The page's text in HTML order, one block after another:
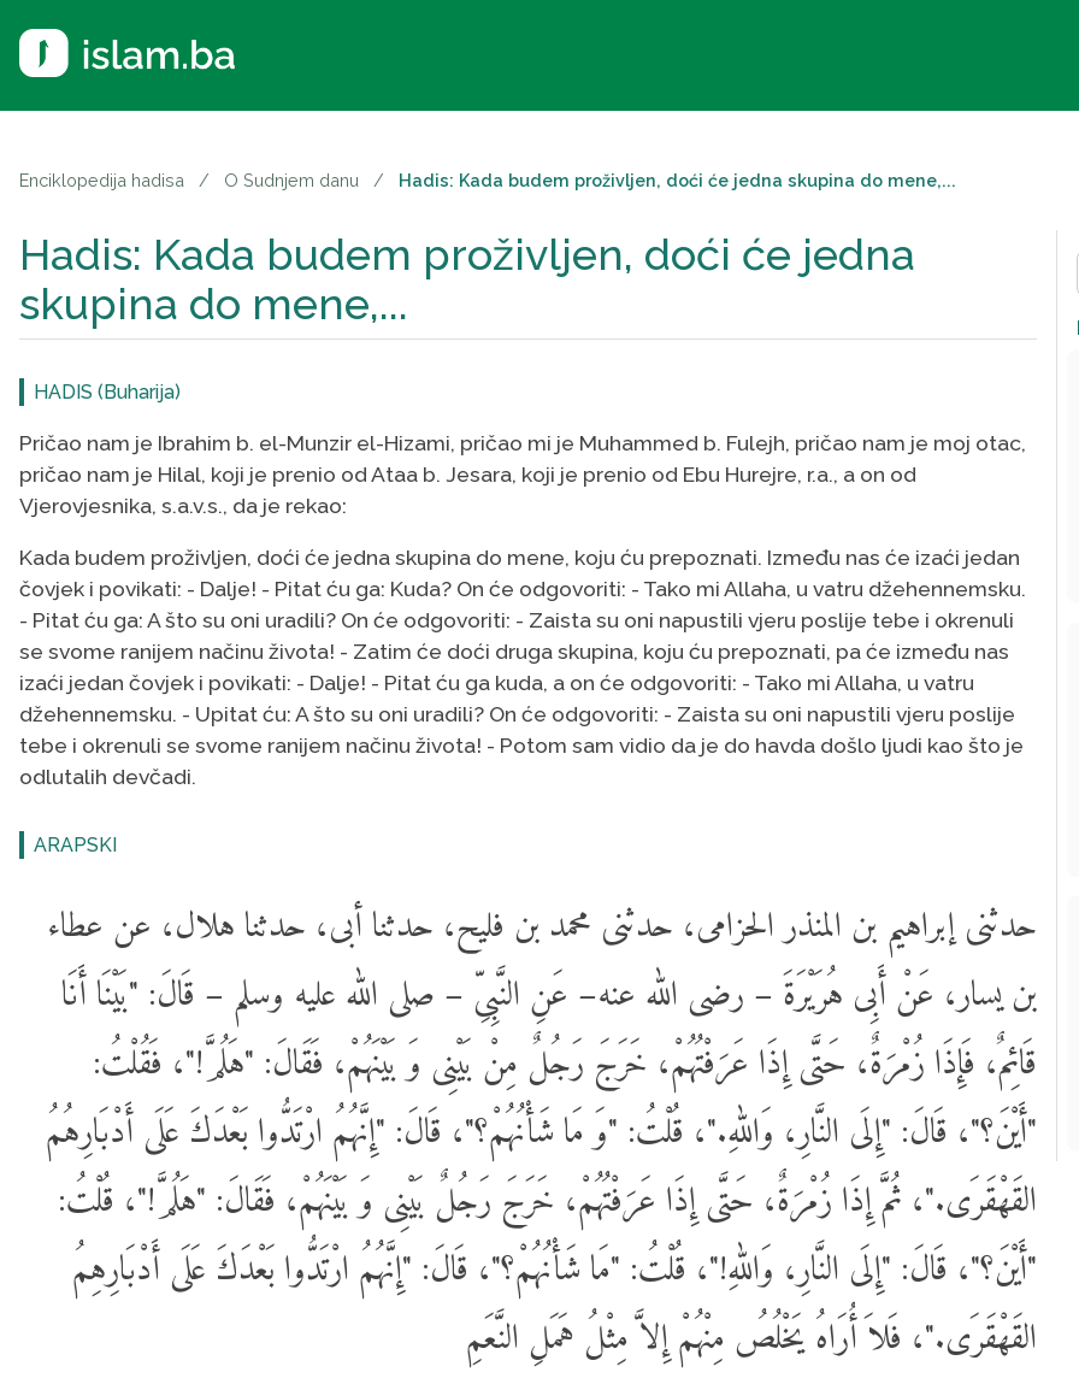
Enciklopedija hadisa / O Sudnjem danu / Hadis: Kada budem proživljen, doći će jedna skupina do mene,...
Hadis: Kada budem proživljen, doći će jedna
skupina do mene,...
HADIS (Buharija)
Pričao nam je Ibrahim b. el-Munzir el-Hizami, pričao mi je Muhammed b. Fulejh, pričao nam je moj otac,
pričao nam je Hilal, koji je prenio od Ataa b. Jesara, koji je prenio od Ebu Hurejre, r.a., a on od
Vjerovjesnika, s.a.v.s., da je rekao:
Kada budem proživljen, doći će jedna skupina do mene, koju ću prepoznati. Između nas će izaći jedan
čovjek i povikati: - Dalje! - Pitat ću ga: Kuda? On će odgovoriti: - Tako mi Allaha, u vatru džehennemsku.
- Pitat ću ga: A što su oni uradili? On će odgovoriti: - Zaista su oni napustili vjeru poslije tebe i okrenuli
se svome ranijem načinu života! - Zatim će doći druga skupina, koju ću prepoznati, pa će između nas
izaći jedan čovjek i povikati: - Dalje! - Pitat ću ga kuda, a on će odgovoriti: - Tako mi Allaha, u vatru
džehennemsku. - Upitat ću: A što su oni uradili? On će odgovoriti: - Zaista su oni napustili vjeru poslije
tebe i okrenuli se svome ranijem načinu života! - Potom sam vidio da je do havda došlo ljudi kao što je
odlutalih devčadi.
ARAPSKI
حدثنى إبراهيم بن المنذر الحزامى، حدثنى محمد بن فليح، حدثنا أبى، حدثنا هلال، عن عطاء
بن يسار، عَنْ أَبِى هُرَيْرَةَ – رضى الله عنه– عَنِ النَّبِىِّ – صلى الله عليه وسلم – قَالَ: "بَيْنَا أَنَا
قَائِمٌ، فَإِذَا زُمْرَةٌ، حَتَّى إِذَا عَرَفْتُهُمْ، خَرَجَ رَجُلٌ مِنْ بَيْنِى وَ بَيْنَهُمْ، فَقَالَ: "هَلُمَّ!"، فَقُلْتُ:
"أَيْنَ؟"، قَالَ: "إِلَى النَّارِ، وَاللهِ."، قُلْتُ: "وَ مَا شَأْنُهُمْ؟"، قَالَ: "إِنَّهُمُ ارْتَدُّوا بَعْدَكَ عَلَى أَدْبَارِهُمُ
القَهْقَرَى."، ثُمَّ إِذَا زُمْرَةٌ، حَتَّى إِذَا عَرَفْتُهُمْ، خَرَجَ رَجُلٌ بَيْنِى وَ بَيْنَهُمْ، فَقَالَ: "هَلُمَّ!"، قُلْتُ:
"أَيْنَ؟"، قَالَ: "إِلَى النَّارِ، وَاللهِ!"، قُلْتُ: "مَا شَأْنُهُمْ؟"، قَالَ: "إِنَّهُمُ ارْتَدُّوا بَعْدَكَ عَلَى أَدْبَارِهِمُ
القَهْقَرَى."، فَلاَ أُرَاهُ يَخْلُصُ مِنْهُمْ إِلاَّ مِثْلُ هَمَلِ النَّعَمِ